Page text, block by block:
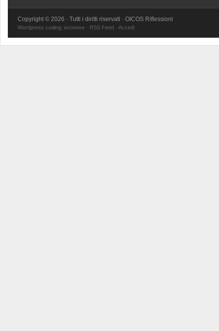
Copyright © 2026 · Tutti i diritti riservati · OICOS Riflessioni
Wordpress coding: evonove · RSS Feed · Accedi